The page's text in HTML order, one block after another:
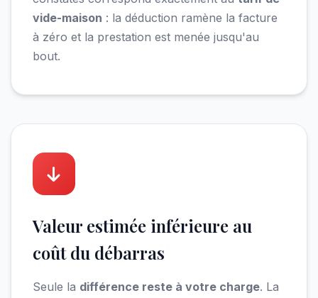
vide-maison : la déduction ramène la facture
à zéro et la prestation est menée jusqu'au
bout.
Valeur estimée inférieure au
coût du débarras
Seule la différence reste à votre charge. La